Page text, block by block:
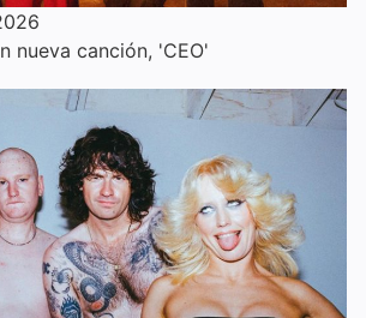
nueva canción, 'CEO'